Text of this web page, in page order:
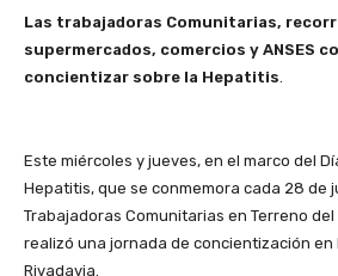
Las trabajadoras Comunitarias,
supermercados, comercios y ANSES
concientizar sobre la Hepatitis
Este miércoles y jueves, en el marco del
Hepatitis, que se conmemora cada 28 de
Trabajadoras Comunitarias en Terreno
realizó una jornada de concientización en
Rivadavia.